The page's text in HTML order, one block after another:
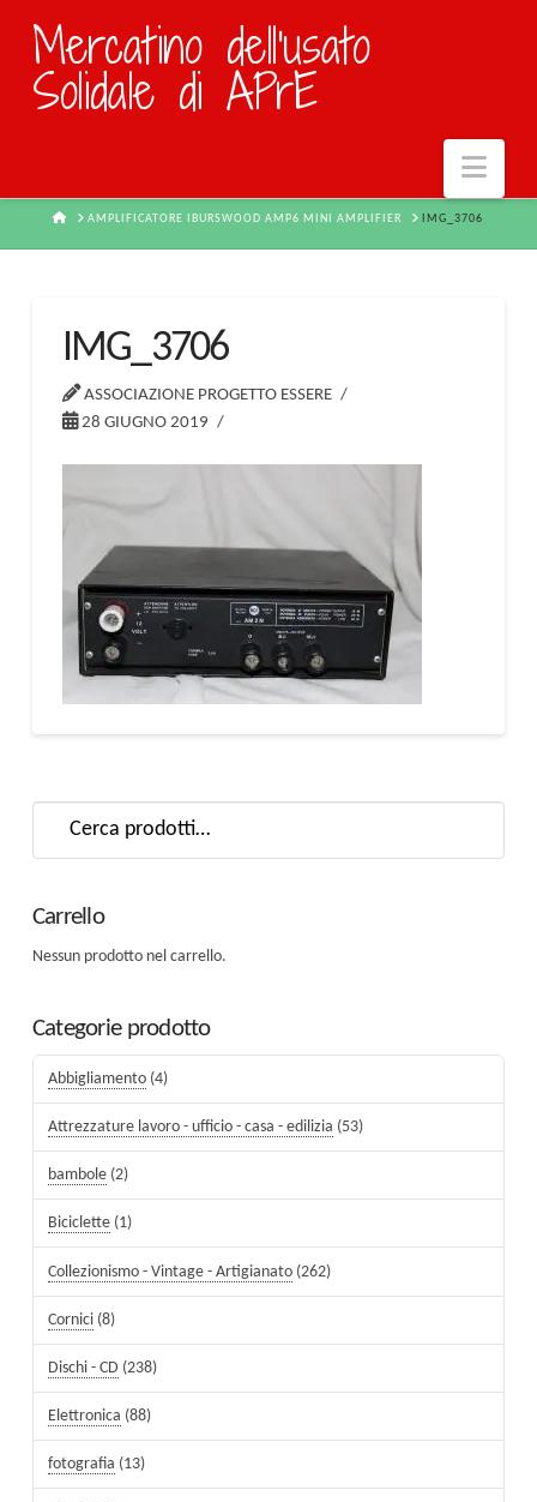
Mercatino dell'usato
Solidale di APrE
HOMEAMPLIFICATORE IBURSWOOD AMP6 MINI AMPLIFIER IMG_3706
IMG_3706
ASSOCIAZIONE PROGETTO ESSERE
28 GIUGNO 2019
Carrello
Nessun prodotto nel carrello.
Categorie prodotto
Abbigliamento (4)
Attrezzature lavoro - ufficio - casa - edilizia (53)
bambole (2)
Biciclette (1)
Collezionismo - Vintage - Artigianato (262)
Cornici (8)
Dischi - CD (238)
Elettronica (88)
fotografia (13)